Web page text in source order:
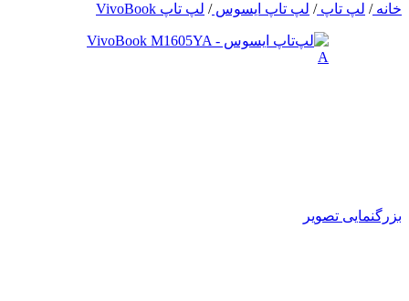
خانه/ لپ تاپ/ لپ تاپ ایسوس/ لپ تاپ VivoBook
بزرگنمایی تصویر